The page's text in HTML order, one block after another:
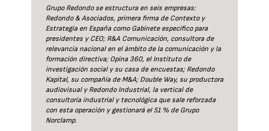
Grupo Redondo se estructura en seis empresas:
Redondo & Asociados, primera firma de Contexto y
Estrategia en España como Gabinete específico para
presidentes y CEO; R&A Comunicación, consultora de
relevancia nacional en el ámbito de la comunicación y la
formación directiva; Opina 360, el Instituto de
investigación social y su casa de encuestas; Redondo
Kapital, su compañía de M&A; Double Way, su productora
audiovisual y Redondo Industrial, la vertical de
consultoría industrial y tecnológica que sale reforzada
con esta operación y gestionará el 51 % de Grupo
Norclamp.